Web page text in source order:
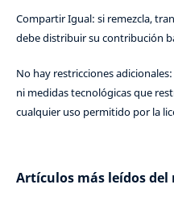
Compartir Igual: si remezcla,
debe distribuir su contribución
No hay restricciones
ni medidas tecnológicas que
cualquier uso permitido por la
Artículos más leídos